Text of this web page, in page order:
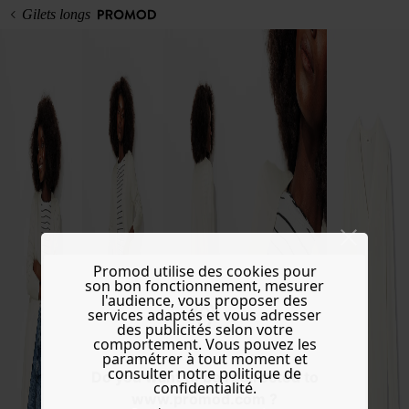
Do you want to be redirected to
www.promod.com ?
Gilets longs
Promod utilise des cookies pour
son bon fonctionnement, mesurer
l'audience, vous proposer des
services adaptés et vous adresser
des publicités selon votre
comportement. Vous pouvez les
paramétrer à tout moment et
consulter notre politique de
confidentialité.